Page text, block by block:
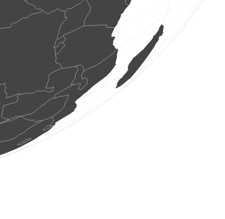
(2026. gada 6. aug 19:39:45)
www.faune-france.org
5 putni (2026. gada 6. aug 19:39:45)
www.faune-france.org
(2026. gada 6. aug 19:39:44)
www.faune-france.org
(2026. gada 6. aug 19:39:44)
www.faune-france.org
(2026. gada 6. aug 19:39:43)
www.faune-france.org
10 putni (2026. gada 6. aug 19:39:43)
www.faune-france.org
(2026. gada 6. aug 19:39:42)
www.faune-france.org
1 putns (2026. gada 6. aug 19:39:42)
www.faune-france.org
2 putni (2026. gada 6. aug 19:39:41)
www.faune-france.org